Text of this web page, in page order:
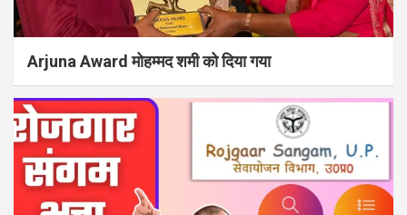
Arjuna Award मोहम्मद शमी को दिया गया